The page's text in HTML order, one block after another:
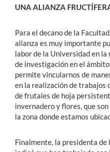
UNA ALIANZA
Para el decano de la
alianza es muy importante
labor de la Universidad en
de investigación en el
permite vincularnos de
en la realización de trabajos
de frutales de hoja
invernadero y flores, que
la zona donde estamos
Finalmente, la presidenta de